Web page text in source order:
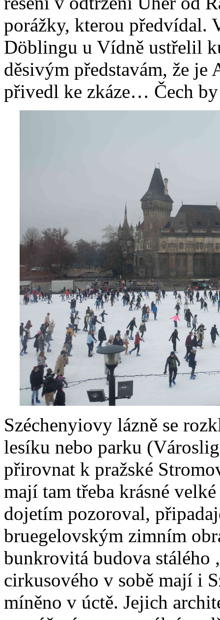
porážky, kterou předvídal.
Döblingu u Vídně ustřelil
děsivým představám, že
přivedl ke zkáze… Čech
Széchenyiovy lázně se
lesíku nebo parku
přirovnat k pražské
mají tam třeba krásné
dojetím pozoroval,
bruegelovským zimním
bunkrovitá budova stálého
cirkusového v sobě mají i
míněno v úctě. Jejich